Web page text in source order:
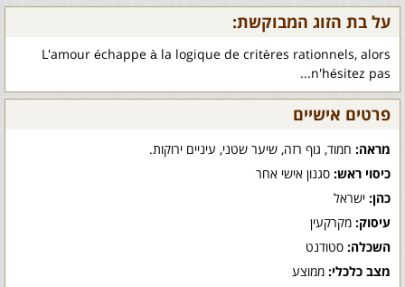
על בת הזוג המבוקשת:
L'amour échappe à la logique de critères rationnels, alors
n'hésitez pas...
פרטים אישיים
מראה: חמוד, גוף רזה, שיער שטני, עיניים ירוקות.
כיסוי ראש: סגנון אישי אחר
כהן: ישראל
עיסוק: מקרקעין
השכלה: סטודנט
מצב כלכלי: ממוצע